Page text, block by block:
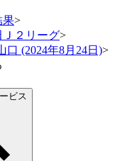
果>
Ｊ２リーグ>
口 (2024年8月24日)>
ビス